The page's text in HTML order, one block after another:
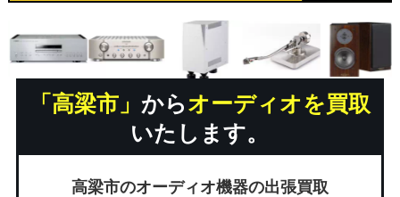
「高梁市」 からオーディオを買取
いたします。
高梁市のオーディオ機器の出張買取